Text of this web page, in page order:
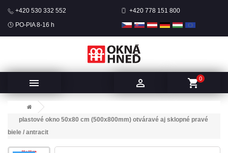
+420 530 332 552
+420 778 151 800
PO-PIA 8-16 h
  shopping_cart0
plastové okno 50x80 cm (500x800mm) otváravé aj sklopné pravé
biele / antracit